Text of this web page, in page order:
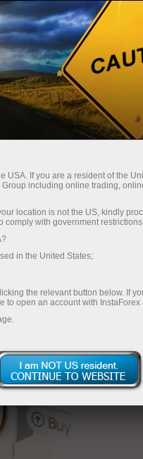
竞争力的机
和指数交
，并享受
相同价值
与纪律元素
的礼物
最大倍数
USA. If you are a resident of the
including online trading,
location is not the US, kindly
comply with government
in the United States;
the relevant button below. If
to open an account with InstaForex